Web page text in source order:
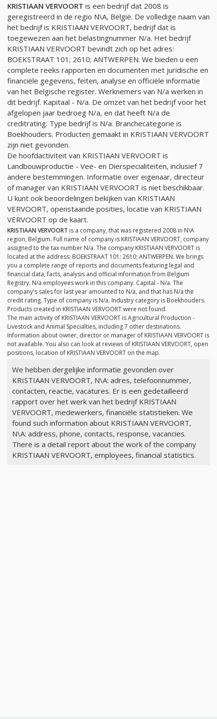
KRISTIAAN VERVOORT is een bedrijf dat 2008 is
geregistreerd in de regio N\A, België. De volledige naam van
het bedrijf is KRISTIAAN VERVOORT, bedrijf dat is
toegewezen aan het belastingnummer N/a. Het bedrijf
KRISTIAAN VERVOORT bevindt zich op het adres:
BOEKSTRAAT 101; 2610; ANTWERPEN. We bieden u een
complete reeks rapporten en documenten met juridische en
financiële gegevens, feiten, analyse en officiële informatie
van het Belgische register. Werknemers van N/a werken in
dit bedrijf. Kapitaal - N/a. De omzet van het bedrijf voor het
afgelopen jaar bedroeg N/a, en dat heeft N/a de
creditrating. Type bedrijf is N/a. Branchecategorie is
Boekhouders. Producten gemaakt in KRISTIAAN VERVOORT
zijn niet gevonden.
De hoofdactiviteit van KRISTIAAN VERVOORT is
Landbouwproductie - Vee- en Dierspecialiteiten, inclusief 7
andere bestemmingen. Informatie over eigenaar, directeur
of manager van KRISTIAAN VERVOORT is niet beschikbaar.
U kunt ook beoordelingen bekijken van KRISTIAAN
VERVOORT, openstaande posities, locatie van KRISTIAAN
VERVOORT op de kaart.
KRISTIAAN VERVOORT is a company, that was registered 2008 in N\A
region, Belgium. Full name of company is KRISTIAAN VERVOORT, company
assigned to the tax number N/a. The company KRISTIAAN VERVOORT is
located at the address: BOEKSTRAAT 101; 2610; ANTWERPEN. We brings
you a complete range of reports and documents featuring legal and
financial data, facts, analysis and official information from Belgium
Registry. N/a employees work in this company. Capital - N/a. The
company's sales for last year amounted to N/a, and that has N/a the
credit rating. Type of company is N/a. Industry category is Boekhouders.
Products created in KRISTIAAN VERVOORT were not found.
The main activity of KRISTIAAN VERVOORT is Agricultural Production -
Livestock and Animal Specialties, including 7 other destinations.
Information about owner, director or manager of KRISTIAAN VERVOORT is
not available. You also can look at reviews of KRISTIAAN VERVOORT, open
positions, location of KRISTIAAN VERVOORT on the map.
We hebben dergelijke informatie gevonden over
KRISTIAAN VERVOORT, N\A: adres, telefoonnummer,
contacten, reactie, vacatures. Er is een gedetailleerd
rapport over het werk van het bedrijf KRISTIAAN
VERVOORT, medewerkers, financiële statistieken. We
found such information about KRISTIAAN VERVOORT,
N\A: address, phone, contacts, response, vacancies.
There is a detail report about the work of the company
KRISTIAAN VERVOORT, employees, financial statistics.